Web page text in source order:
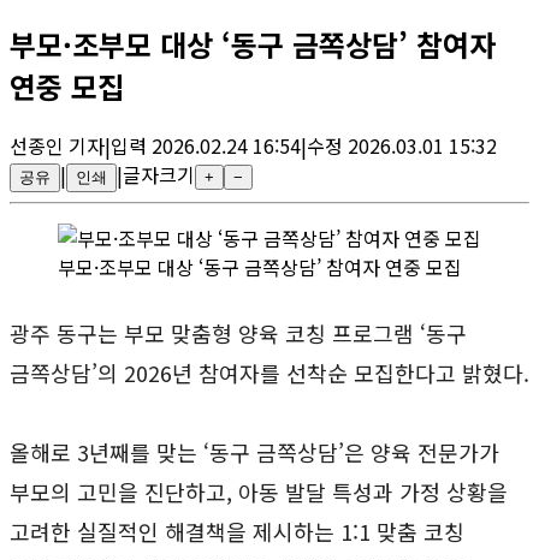
부모·조부모 대상 ‘동구 금쪽상담’ 참여자
연중 모집
선종인 기자|입력 2026.02.24 16:54|수정 2026.03.01 15:32
공유 | 인쇄 |글자크기 + −
부모·조부모 대상 ‘동구 금쪽상담’ 참여자 연중 모집
광주 동구는 부모 맞춤형 양육 코칭 프로그램 ‘동구
금쪽상담’의 2026년 참여자를 선착순 모집한다고 밝혔다.
올해로 3년째를 맞는 ‘동구 금쪽상담’은 양육 전문가가
부모의 고민을 진단하고, 아동 발달 특성과 가정 상황을
고려한 실질적인 해결책을 제시하는 1:1 맞춤 코칭